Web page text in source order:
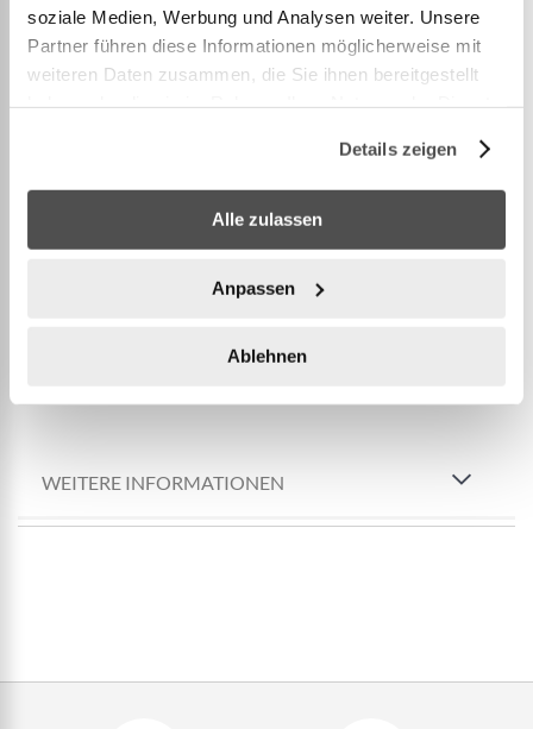
soziale Medien, Werbung und Analysen weiter. Unsere
Partner führen diese Informationen möglicherweise mit
weiteren Daten zusammen, die Sie ihnen bereitgestellt
Details zeigen
Alle zulassen
Anpassen
Ablehnen
Gewicht ≥ 620 g.
Härte: weich.
Ein echtes Traditionsprodukt, das durch 4
wesentliche Qualitäts- und Sicherheitskriterien
Materialbeschaffenheit: 100 % Stahl (Edelstahl).
Hohle Kugel, ohne Fremdkörper im Inneren.
WEITERE INFORMATIONEN